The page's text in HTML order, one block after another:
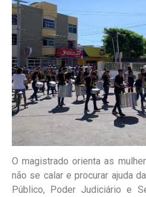
O magistrado orienta as
não se calar e procurar ajuda
Público, Poder Judiciário e